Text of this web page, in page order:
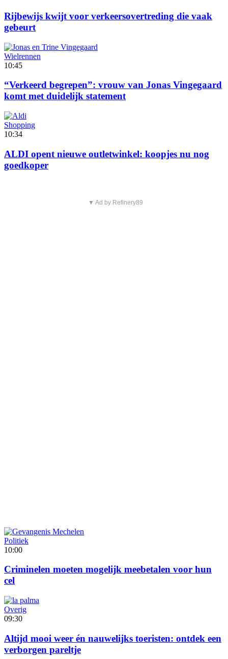
Rijbewijs kwijt voor verkeersovertreding die vaak
gebeurt
Wielrennen
10:45
“Verkeerd begrepen”: vrouw van Jonas Vingegaard
komt met duidelijk statement
Shopping
10:34
ALDI opent nieuwe outletwinkel: koopjes nu nog
goedkoper
▼ Ad by Refinery89
Politiek
10:00
Criminelen moeten mogelijk meebetalen voor hun
cel
Overig
09:30
Altijd mooi weer én nauwelijks toeristen: ontdek een
verborgen pareltje